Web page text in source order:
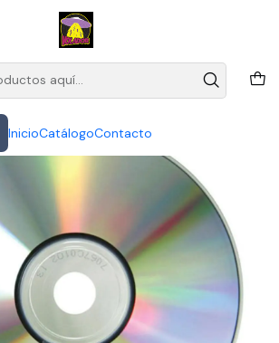
InicioCatálogoContacto
Este es el texto del slide